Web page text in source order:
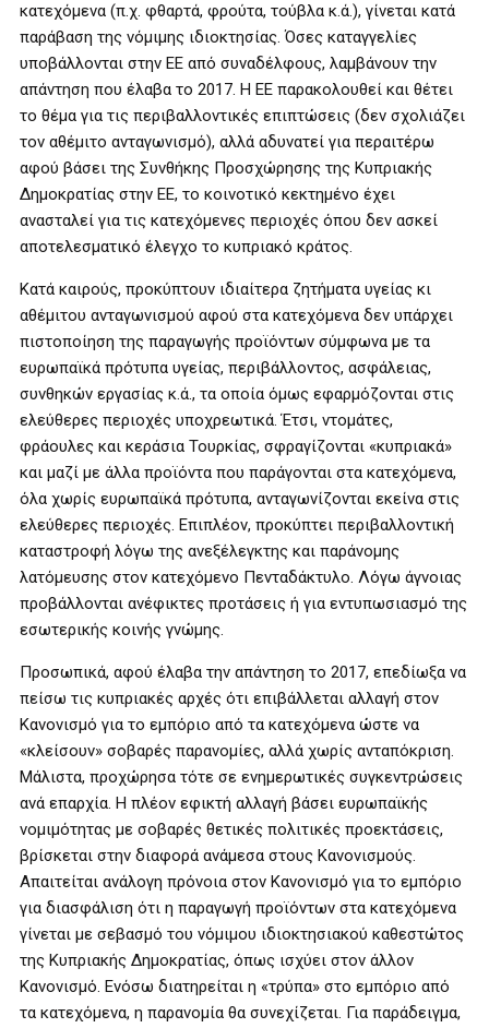
κατεχόμενα (π.χ. φθαρτά, φρούτα, τούβλα κ.ά.), γίνεται κατά
παράβαση της νόμιμης ιδιοκτησίας. Όσες καταγγελίες
υποβάλλονται στην ΕΕ από συναδέλφους, λαμβάνουν την
απάντηση που έλαβα το 2017. Η ΕΕ παρακολουθεί και θέτει
το θέμα για τις περιβαλλοντικές επιπτώσεις (δεν σχολιάζει
τον αθέμιτο ανταγωνισμό), αλλά αδυνατεί για περαιτέρω
αφού βάσει της Συνθήκης Προσχώρησης της Κυπριακής
Δημοκρατίας στην ΕΕ, το κοινοτικό κεκτημένο έχει
ανασταλεί για τις κατεχόμενες περιοχές όπου δεν ασκεί
αποτελεσματικό έλεγχο το κυπριακό κράτος.
Κατά καιρούς, προκύπτουν ιδιαίτερα ζητήματα υγείας κι
αθέμιτου ανταγωνισμού αφού στα κατεχόμενα δεν υπάρχει
πιστοποίηση της παραγωγής προϊόντων σύμφωνα με τα
ευρωπαϊκά πρότυπα υγείας, περιβάλλοντος, ασφάλειας,
συνθηκών εργασίας κ.ά., τα οποία όμως εφαρμόζονται στις
ελεύθερες περιοχές υποχρεωτικά. Έτσι, ντομάτες,
φράουλες και κεράσια Τουρκίας, σφραγίζονται «κυπριακά»
και μαζί με άλλα προϊόντα που παράγονται στα κατεχόμενα,
όλα χωρίς ευρωπαϊκά πρότυπα, ανταγωνίζονται εκείνα στις
ελεύθερες περιοχές. Επιπλέον, προκύπτει περιβαλλοντική
καταστροφή λόγω της ανεξέλεγκτης και παράνομης
λατόμευσης στον κατεχόμενο Πενταδάκτυλο. Λόγω άγνοιας
προβάλλονται ανέφικτες προτάσεις ή για εντυπωσιασμό της
εσωτερικής κοινής γνώμης.
Προσωπικά, αφού έλαβα την απάντηση το 2017, επεδίωξα να
πείσω τις κυπριακές αρχές ότι επιβάλλεται αλλαγή στον
Κανονισμό για το εμπόριο από τα κατεχόμενα ώστε να
«κλείσουν» σοβαρές παρανομίες, αλλά χωρίς ανταπόκριση.
Μάλιστα, προχώρησα τότε σε ενημερωτικές συγκεντρώσεις
ανά επαρχία. Η πλέον εφικτή αλλαγή βάσει ευρωπαϊκής
νομιμότητας με σοβαρές θετικές πολιτικές προεκτάσεις,
βρίσκεται στην διαφορά ανάμεσα στους Κανονισμούς.
Απαιτείται ανάλογη πρόνοια στον Κανονισμό για το εμπόριο
για διασφάλιση ότι η παραγωγή προϊόντων στα κατεχόμενα
γίνεται με σεβασμό του νόμιμου ιδιοκτησιακού καθεστώτος
της Κυπριακής Δημοκρατίας, όπως ισχύει στον άλλον
Κανονισμό. Ενόσω διατηρείται η «τρύπα» στο εμπόριο από
τα κατεχόμενα, η παρανομία θα συνεχίζεται. Για παράδειγμα,